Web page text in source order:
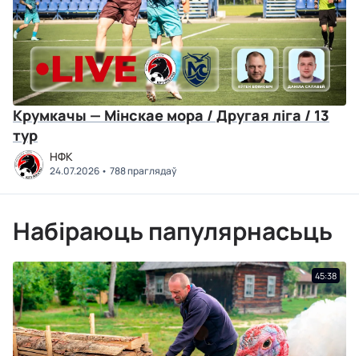
Крумкачы — Мінскае мора / Другая ліга / 13
тур
НФК
24.07.2026 788 праглядаў
Набіраюць папулярнасьць
45:38